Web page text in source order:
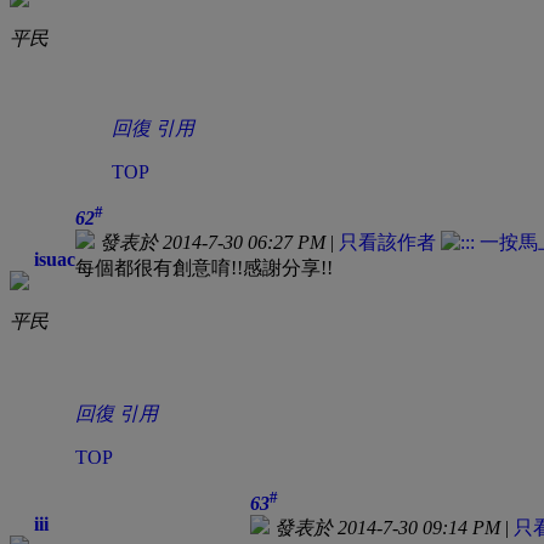
平民
回復 引用
TOP
isuac
平民
62#
發表於 2014-7-30 06:27 PM| 只看該作者
每個都很有創意唷!!感謝分享!!
回復 引用
TOP
iii
63#
發表於 2014-7-30 09:14 PM| 只